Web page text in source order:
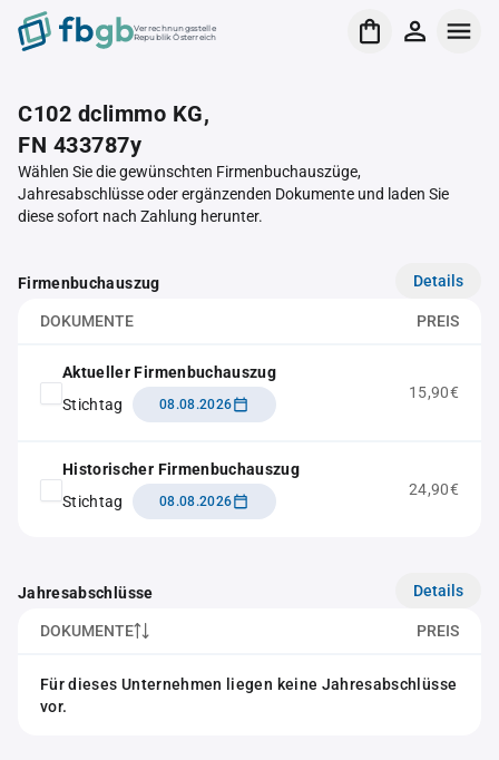
Verrechnungsstelle
Republik Österreich
C102 dclimmo KG,
FN 433787y
Wählen Sie die gewünschten Firmenbuchauszüge,
Jahresabschlüsse oder ergänzenden Dokumente und laden Sie
diese sofort nach Zahlung herunter.
Firmenbuchauszug Details
DOKUMENTE PREIS
Aktueller Firmenbuchauszug
Stichtag
08.08.2026
15,90€
Historischer Firmenbuchauszug
Stichtag
08.08.2026
24,90€
Jahresabschlüsse Details
DOKUMENTE PREIS
Für dieses Unternehmen liegen keine Jahresabschlüsse
vor.